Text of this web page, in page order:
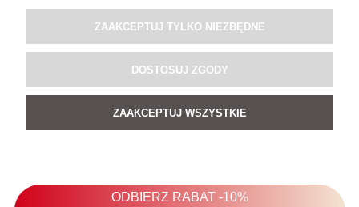
ZAAKCEPTUJ TYLKO NIEZBĘDNE
DOSTOSUJ ZGODY
ZAAKCEPTUJ WSZYSTKIE